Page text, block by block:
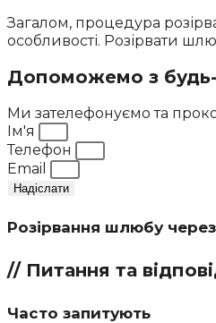
Загалом, процедура
особливості. Розірвати
Допоможемо з
Ми зателефонуємо та
Ім'я
Телефон
Email
Надіслати
Розірвання шлюбу
// Питання та
Часто запитують